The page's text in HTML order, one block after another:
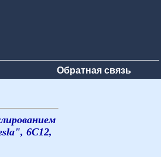
Обратная связь
6C12,